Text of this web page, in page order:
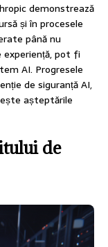
demonstrează
și în procesele
până nu
experiență, pot fi
AI. Progresele
de siguranță AI,
așteptările
de